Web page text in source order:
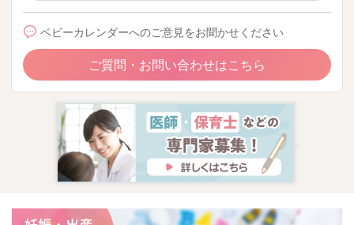
ベビーカレンダーへのご意見をお聞かせください
ご質問・お問い合わせはこちら